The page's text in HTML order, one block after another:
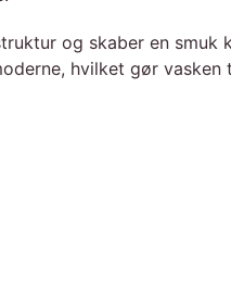
og skaber en
hvilket gør vasken